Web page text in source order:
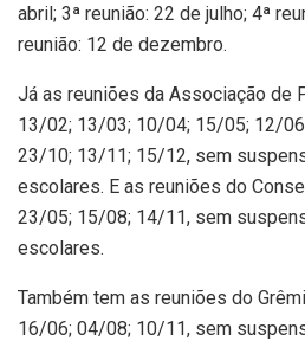
abril; 3ª reunião: 22 de julho; 4ª
reunião: 12 de dezembro.
Já as reuniões da Associação de
13/02; 13/03; 10/04; 15/05; 12/
23/10; 13/11; 15/12, sem
escolares. E as reuniões do
23/05; 15/08; 14/11, sem
escolares.
Também tem as reuniões do
16/06; 04/08; 10/11, sem